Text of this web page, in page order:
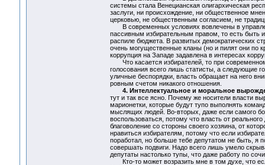
системы стала Венецианская олигархическая
заслуги, ни происхождение, ни общественное
церковью, не общественным согласием, не
В современных условиях вовлечены в
пассивным избирательным правом, то есть быть
распиле бюджета. В развитых демократических
очень могущественные кланы (но и пилят они по
коррупция на Западе задавлена в интересах
Что касается избирателей, то при
голосования всего лишь статисты, а следующие
уличные беспорядки, власть обращает на него
ровным счетом никакого отношения.
4. Интеллектуальное и моральное
тут и так все ясно. Почему же носители власти
марионетки, которые будут тупо выполнять
мыслящих людей. Во-вторых, даже если самого
воспользоваться, потому что власть от
благоволение со стороны своего хозяина, от
нравиться избирателям, потому что если
поработал, но больше тебе депутатом не быть, я
совершать подвиги. Надо всего лишь умело
депутаты настолько тупы, что даже работу по
Кто-то может возразить мне в том духе, что